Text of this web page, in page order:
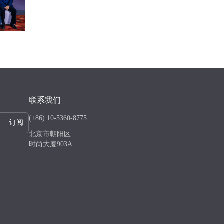
订阅
联系我们
(+86) 10-5360-8775
北京市朝阳区
时尚大厦903A